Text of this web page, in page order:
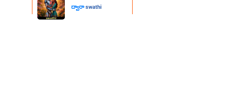
ద్వారాswathi